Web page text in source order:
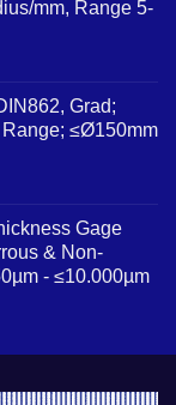
mm, Range 5-
Grad;
Range; ≤Ø150mm
Gage
& Non-
- ≤10.000µm